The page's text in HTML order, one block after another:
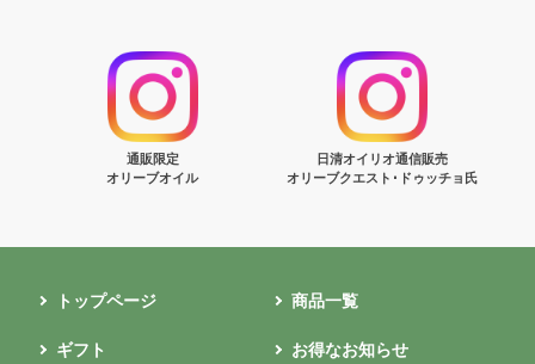
通販限定
オリーブオイル
日清オイリオ通信販売
オリーブクエスト･ドゥッチョ氏
トップページ 商品一覧
ギフト お得なお知らせ